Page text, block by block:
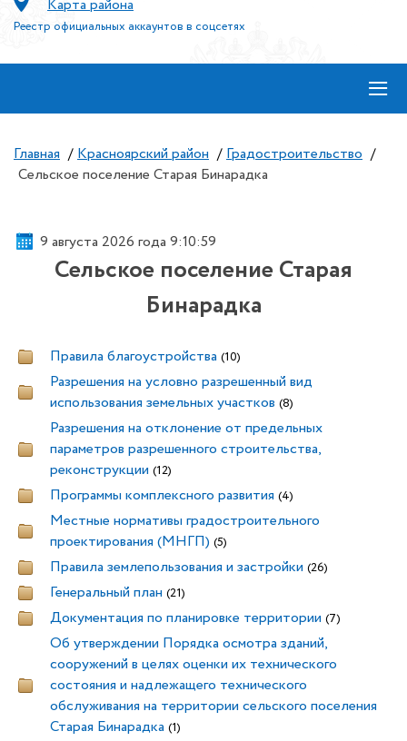
Карта района
Реестр официальных аккаунтов в соцсетях
≡
Главная / Красноярский район / Градостроительство /
Сельское поселение Старая Бинарадка
9 августа 2026 года 9:10:59
Сельское поселение Старая
Бинарадка
Правила благоустройства (10)
Разрешения на условно разрешенный вид
использования земельных участков (8)
Разрешения на отклонение от предельных
параметров разрешенного строительства,
реконструкции (12)
Программы комплексного развития (4)
Местные нормативы градостроительного
проектирования (МНГП) (5)
Правила землепользования и застройки (26)
Генеральный план (21)
Документация по планировке территории (7)
Об утверждении Порядка осмотра зданий,
сооружений в целях оценки их технического
состояния и надлежащего технического
обслуживания на территории сельского поселения
Старая Бинарадка (1)